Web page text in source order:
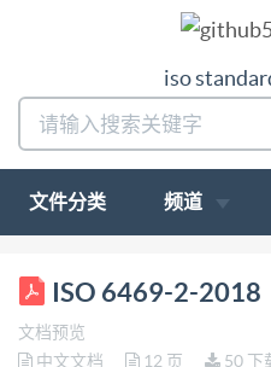
iso
文件分类 频道
ISO INTERNATIONAL
edition 2018-02
Safetyspecifications- Part
ISO 6469-2-2018
文档预览
中文文档
12 页 50 下